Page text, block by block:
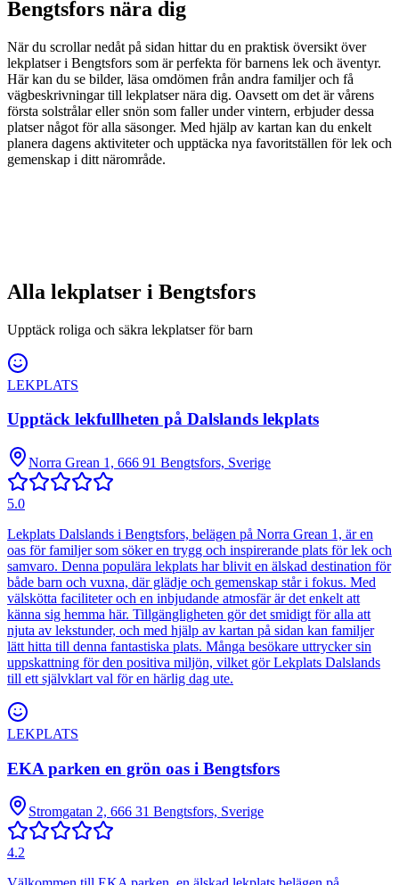
Bengtsfors nära dig
När du scrollar nedåt på sidan hittar du en praktisk översikt över
lekplatser i Bengtsfors som är perfekta för barnens lek och äventyr.
Här kan du se bilder, läsa omdömen från andra familjer och få
vägbeskrivningar till lekplatser nära dig. Oavsett om det är vårens
första solstrålar eller snön som faller under vintern, erbjuder dessa
platser något för alla säsonger. Med hjälp av kartan kan du enkelt
planera dagens aktiviteter och upptäcka nya favoritställen för lek och
gemenskap i ditt närområde.
Alla lekplatser i Bengtsfors
Upptäck roliga och säkra lekplatser för barn
LEKPLATS
Upptäck lekfullheten på Dalslands lekplats
Norra Grean 1, 666 91 Bengtsfors, Sverige
5.0
Lekplats Dalslands i Bengtsfors, belägen på Norra Grean 1, är en
oas för familjer som söker en trygg och inspirerande plats för lek och
samvaro. Denna populära lekplats har blivit en älskad destination för
både barn och vuxna, där glädje och gemenskap står i fokus. Med
välskötta faciliteter och en inbjudande atmosfär är det enkelt att
känna sig hemma här. Tillgängligheten gör det smidigt för alla att
njuta av lekstunder, och med hjälp av kartan på sidan kan familjer
lätt hitta till denna fantastiska plats. Många besökare uttrycker sin
uppskattning för den positiva miljön, vilket gör Lekplats Dalslands
till ett självklart val för en härlig dag ute.
LEKPLATS
EKA parken en grön oas i Bengtsfors
Stromgatan 2, 666 31 Bengtsfors, Sverige
4.2